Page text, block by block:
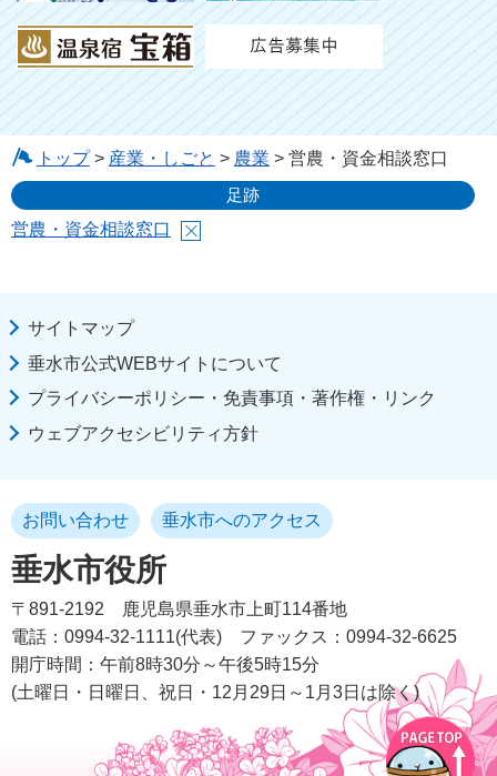
トップ> 産業・しごと > 農業 > 営農・資金相談窓口
足跡
営農・資金相談窓口
サイトマップ
垂水市公式WEBサイトについて
プライバシーポリシー・免責事項・著作権・リンク
ウェブアクセシビリティ方針
垂水市役所
お問い合わせ 垂水市へのアクセス
〒891-2192
鹿児島県垂水市上町114番地
電話：0994-32-1111(代表)
ファックス：0994-32-6625
開庁時間：午前8時30分～午後5時15分
(土曜日・日曜日、祝日・12月29日～1月3日は除く)